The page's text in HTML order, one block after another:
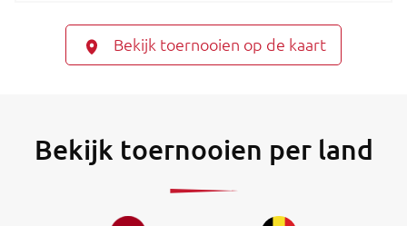
Bekijk toernooien op de kaart
Bekijk toernooien per land